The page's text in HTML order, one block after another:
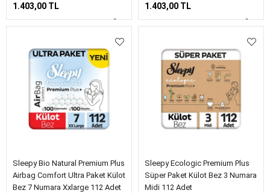
1.403,00 TL 1.403,00 TL
Sleepy Bio Natural Premium Plus
Airbag Comfort Ultra Paket Külot
Bez 7 Numara Xxlarge 112 Adet
Sleepy Ecologic Premium Plus
Süper Paket Külot Bez 3 Numara
Midi 112 Adet